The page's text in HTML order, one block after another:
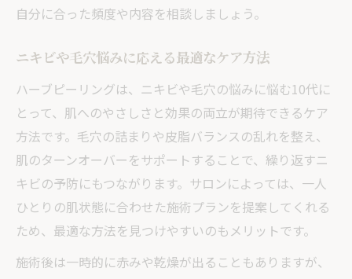
自分に合った頻度や内容を相談しましょう。
ニキビや毛穴悩みに応える最適なケア方法
ハーブピーリングは、ニキビや毛穴の悩みに悩む10代に
とって、肌へのやさしさと効果の両立が期待できるケア
方法です。毛穴の詰まりや皮脂バランスの乱れを整え、
肌のターンオーバーをサポートすることで、繰り返すニ
キビの予防にもつながります。サロンによっては、一人
ひとりの肌状態に合わせた施術プランを提案してくれる
ため、最適な方法を見つけやすいのもメリットです。
施術後は一時的に赤みや乾燥が出ることもありますが、